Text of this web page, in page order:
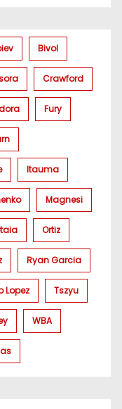
Bivol
Crawford
Fury
Itauma
Magnesi
Ortiz
Ryan Garcia
Lopez Tszyu
WBA